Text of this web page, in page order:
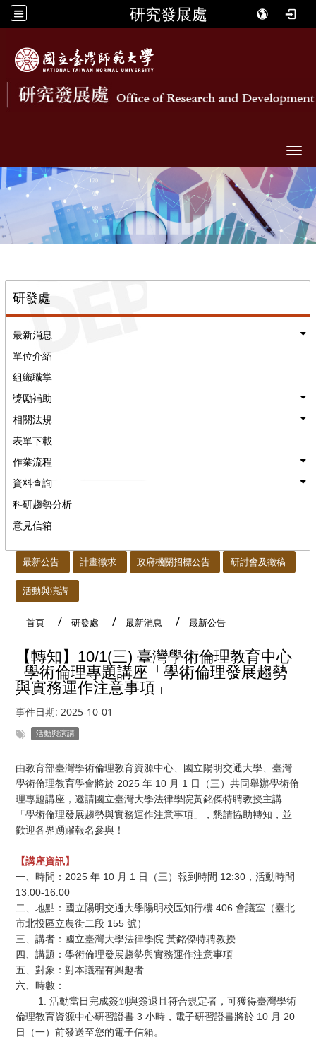
研究發展處
研發處
最新消息
單位介紹
組織職掌
獎勵補助
相關法規
表單下載
作業流程
資料查詢
科研趨勢分析
意見信箱
最新公告 計畫徵求 政府機關招標公告 研討會及徵稿
活動與演講
首頁 研發處 最新消息 最新公告
【轉知】10/1(三) 臺灣學術倫理教育中心
_學術倫理專題講座「學術倫理發展趨勢
與實務運作注意事項」
事件日期: 2025-10-01
活動與演講
由教育部臺灣學術倫理教育資源中心、國立陽明交通大學、臺灣
學術倫理教育學會將於 2025 年 10 月 1 日（三）共同舉辦學術倫
理專題講座，邀請國立臺灣大學法律學院黃銘傑特聘教授主講
「學術倫理發展趨勢與實務運作注意事項」，懇請協助轉知，並
歡迎各界踴躍報名參與！
【講座資訊】
一、時間： 2025 年 10 月 1 日（三）報到時間 12:30 ，活動時間
13:00-16:00
二、地點：國立陽明交通大學陽明校區知行樓 406 會議室（臺北
市北投區立農街二段 155 號）
三、講者：國立臺灣大學法律學院 黃銘傑特聘教授
四、講題：學術倫理發展趨勢與實務運作注意事項
五、對象：對本議程有興趣者
六、時數：
1. 活動當日完成簽到與簽退且符合規定者，可獲得臺灣學術
倫理教育資源中心研習證書 3 小時，電子研習證書將於 10 月 20
日（一）前發送至您的電子信箱。